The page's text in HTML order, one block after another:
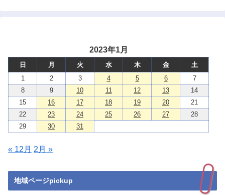
2023年1月
日 月 火 水 木 金
土
1
2 3 4 5 6
7
8
9 10 11 12 13
14
15
16 17 18 19 20
21
22
23 24 25 26 27
28
29
30 31
« 12月 2月 »
地域ページpickup